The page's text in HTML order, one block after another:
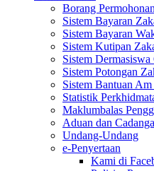
Borang
Sistem Bayaran
Sistem Bayaran
Sistem Kutipan
Sistem
Sistem Potongan
Sistem Bantuan
Statistik
Maklumbalas
Aduan dan
Undang-Undang
e-Penyertaan
Kami di